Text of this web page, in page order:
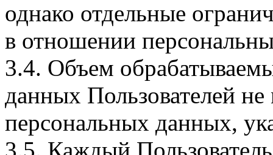
однако отдельные
в отношении
3.4. Объем
данных Пользователей
персональных данных,